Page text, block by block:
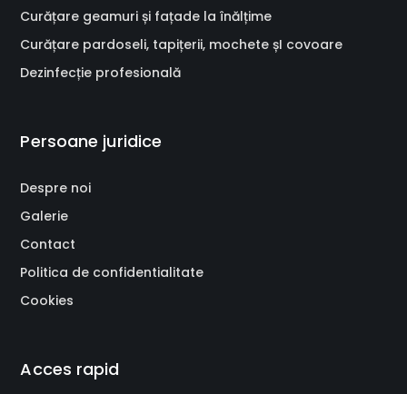
Curățare geamuri și fațade la înălțime
Curățare pardoseli, tapițerii, mochete șI covoare
Dezinfecție profesională
Persoane juridice
Despre noi
Galerie
Contact
Politica de confidentialitate
Cookies
Acces rapid